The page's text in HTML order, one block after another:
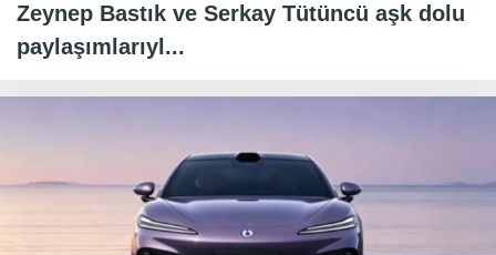
Zeynep Bastık ve Serkay Tütüncü aşk dolu
paylaşımlarıyl...